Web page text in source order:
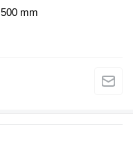
500 mm